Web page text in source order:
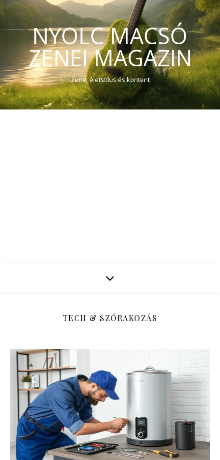
NYOLC MACSÓ
ZENEI MAGAZIN
Zene, életstílus és kontent
TECH & SZÓRAKOZÁS